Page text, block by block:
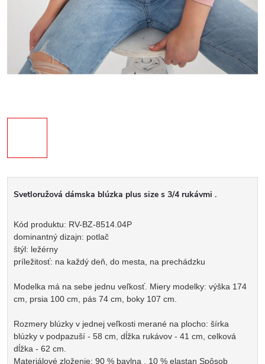
Svetloružová dámska blúzka plus size s 3/4 rukávmi .
Kód produktu: RV-BZ-8514.04P
dominantný dizajn: potlač
štýl: ležérny
príležitosť: na každý deň, do mesta, na prechádzku
Modelka má na sebe jednu veľkosť. Miery modelky: výška 174
cm, prsia 100 cm, pás 74 cm, boky 107 cm.
Rozmery blúzky v jednej veľkosti merané na plocho: šírka
blúzky v podpazuší - 58 cm, dĺžka rukávov - 41 cm, celková
dĺžka - 62 cm.
Materiálové zloženie: 90 % bavlna , 10 % elastan Spôsob